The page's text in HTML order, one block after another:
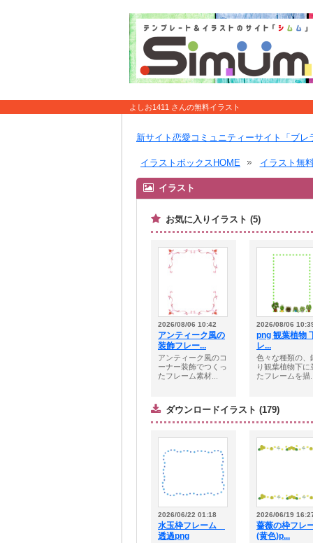
よしお1411 さんの無料イラスト
新サイト恋愛コミュニティーサイト「ブレ
イラストボックスHOME イラスト無
イラスト
お気に入りイラスト (5)
2026/08/06 10:42
アンティーク風の
装飾フレー...
アンティーク風のコ
ーナー装飾でつくっ
たフレーム素材...
2026/08/06
png 観葉植物
レ...
色々な種類の、
り観葉植物下に
たフレームを描
ダウンロードイラスト (179)
2026/06/22 01:18
水玉枠フレーム
透過png
2026/06/19
薔薇の枠フレ
(黄色)p...